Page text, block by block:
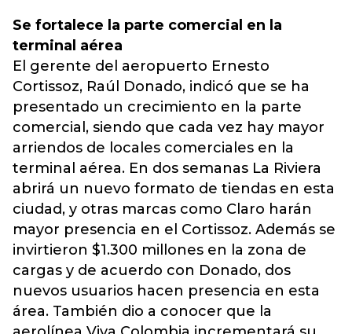
Se fortalece la parte comercial en la
terminal aérea
El gerente del aeropuerto Ernesto
Cortissoz, Raúl Donado, indicó que se ha
presentado un crecimiento en la parte
comercial, siendo que cada vez hay mayor
arriendos de locales comerciales en la
terminal aérea. En dos semanas La Riviera
abrirá un nuevo formato de tiendas en esta
ciudad, y otras marcas como Claro harán
mayor presencia en el Cortissoz. Además se
invirtieron $1.300 millones en la zona de
cargas y de acuerdo con Donado, dos
nuevos usuarios hacen presencia en esta
área. También dio a conocer que la